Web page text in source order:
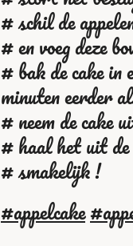
# schil de
# en voeg deze
# bak de cake in
minuten eerder
# neem de cake
# haal het uit de
# smakelijk !
#appelcake